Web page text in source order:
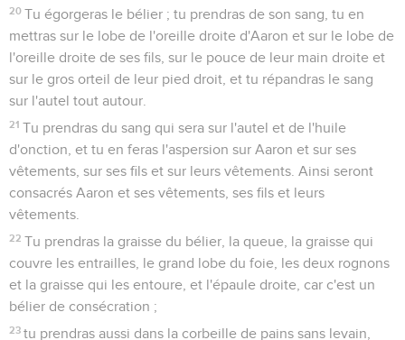
20 Tu égorgeras le bélier ; tu prendras de son sang, tu en
mettras sur le lobe de l'oreille droite d'Aaron et sur le lobe de
l'oreille droite de ses fils, sur le pouce de leur main droite et
sur le gros orteil de leur pied droit, et tu répandras le sang
sur l'autel tout autour.
21 Tu prendras du sang qui sera sur l'autel et de l'huile
d'onction, et tu en feras l'aspersion sur Aaron et sur ses
vêtements, sur ses fils et sur leurs vêtements. Ainsi seront
consacrés Aaron et ses vêtements, ses fils et leurs
vêtements.
22 Tu prendras la graisse du bélier, la queue, la graisse qui
couvre les entrailles, le grand lobe du foie, les deux rognons
et la graisse qui les entoure, et l'épaule droite, car c'est un
bélier de consécration ;
23 tu prendras aussi dans la corbeille de pains sans levain,